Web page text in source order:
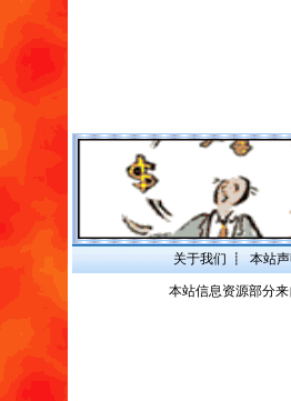
关于我们 ┋ 本站声
本站信息资源部分